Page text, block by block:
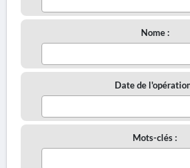
Nome :
Date de
Mots-clés :